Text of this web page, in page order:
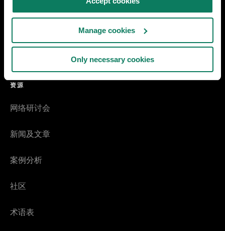
Manage cookies
Only necessary cookies
预先验证的 EPD 生成器
混凝土环境声明（EPD）
资源
网络研讨会
新闻及文章
案例分析
社区
术语表